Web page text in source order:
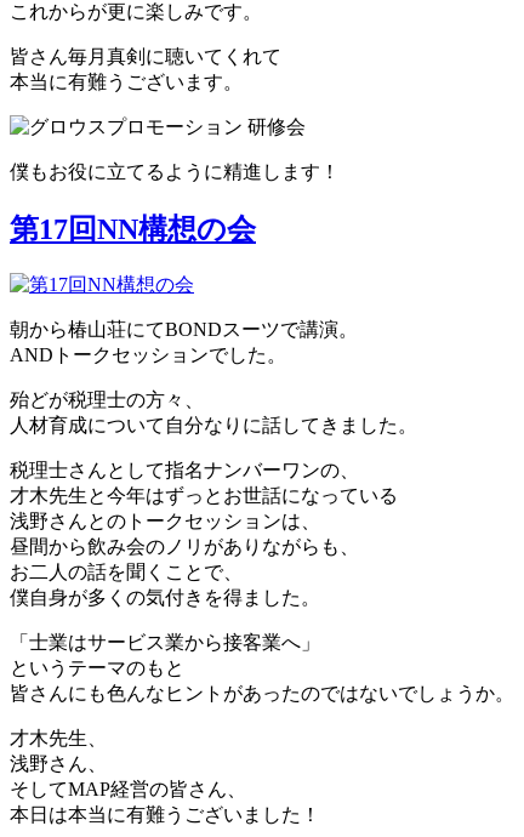
これからが更に楽しみです。
皆さん毎月真剣に聴いてくれて
本当に有難うございます。
僕もお役に立てるように精進します！
第17回NN構想の会
朝から椿山荘にてBONDスーツで講演。
ANDトークセッションでした。
殆どが税理士の方々、
人材育成について自分なりに話してきました。
税理士さんとして指名ナンバーワンの、
才木先生と今年はずっとお世話になっている
浅野さんとのトークセッションは、
昼間から飲み会のノリがありながらも、
お二人の話を聞くことで、
僕自身が多くの気付きを得ました。
「士業はサービス業から接客業へ」
というテーマのもと
皆さんにも色んなヒントがあったのではないでしょうか。
才木先生、
浅野さん、
そしてMAP経営の皆さん、
本日は本当に有難うございました！